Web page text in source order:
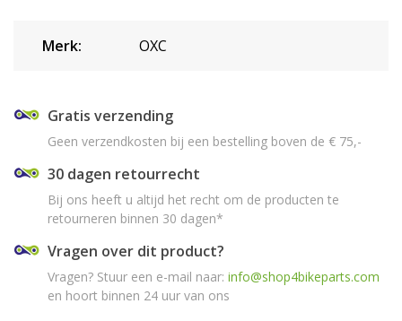
Merk: OXC
Gratis verzending
Geen verzendkosten bij een bestelling boven de € 75,-
30 dagen retourrecht
Bij ons heeft u altijd het recht om de producten te
retourneren binnen 30 dagen*
Vragen over dit product?
Vragen? Stuur een e-mail naar: info@shop4bikeparts.com
en hoort binnen 24 uur van ons